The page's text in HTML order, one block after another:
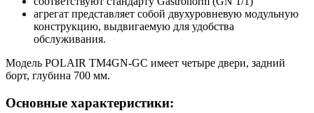
агрегат представляет собой двухуровневую модульную
конструкцию, выдвигаемую для удобства
обслуживания.
Модель POLAIR TM4GN-GC имеет четыре двери, задний
борт, глубина 700 мм.
Основные характеристики: